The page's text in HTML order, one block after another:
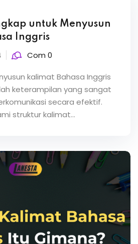
untuk Menyusun
Inggris
Com 0
kalimat Bahasa Inggris
keterampilan yang sangat
secara efektif.
struktur kalimat…